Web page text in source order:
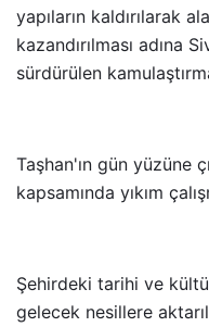
yapıların kaldırılarak
kazandırılması adına
sürdürülen
Taşhan'ın gün yüzüne
kapsamında yıkım
Şehirdeki tarihi ve
gelecek nesillere